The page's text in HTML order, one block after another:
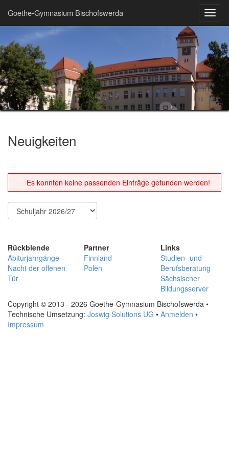
Goethe-Gymnasium Bischofswerda
Neuigkeiten
Es konnten keine passenden Einträge gefunden werden!
Rückblende
Abiturjahrgänge
Nacht der offenen
Tür
Partner
Finnland
Polen
Links
Studien- und
Berufsberatung
Sächsischer
Bildungsserver
Copyright © 2013 - 2026 Goethe-Gymnasium Bischofswerda •
Technische Umsetzung: Joswig Solutions UG • Anmelden •
Impressum